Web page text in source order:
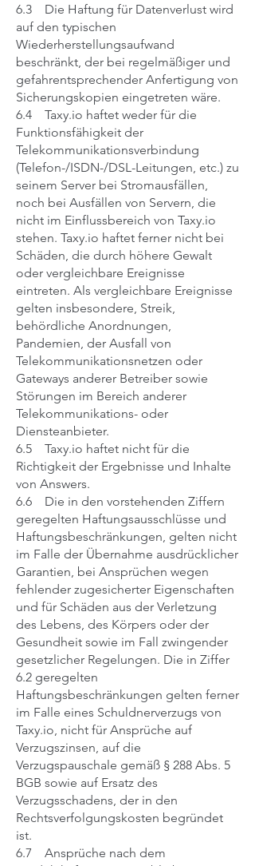
6.3 Die Haftung für Datenverlust wird
auf den typischen
Wiederherstellungsaufwand
beschränkt, der bei regelmäßiger und
gefahrentsprechender Anfertigung von
Sicherungskopien eingetreten wäre.
6.4 Taxy.io haftet weder für die
Funktionsfähigkeit der
Telekommunikationsverbindung
(Telefon-/ISDN-/DSL-Leitungen, etc.) zu
seinem Server bei Stromausfällen,
noch bei Ausfällen von Servern, die
nicht im Einflussbereich von Taxy.io
stehen. Taxy.io haftet ferner nicht bei
Schäden, die durch höhere Gewalt
oder vergleichbare Ereignisse
eintreten. Als vergleichbare Ereignisse
gelten insbesondere, Streik,
behördliche Anordnungen,
Pandemien, der Ausfall von
Telekommunikationsnetzen oder
Gateways anderer Betreiber sowie
Störungen im Bereich anderer
Telekommunikations- oder
Diensteanbieter.
6.5 Taxy.io haftet nicht für die
Richtigkeit der Ergebnisse und Inhalte
von Answers.
6.6 Die in den vorstehenden Ziffern
geregelten Haftungsausschlüsse und
Haftungsbeschränkungen, gelten nicht
im Falle der Übernahme ausdrücklicher
Garantien, bei Ansprüchen wegen
fehlender zugesicherter Eigenschaften
und für Schäden aus der Verletzung
des Lebens, des Körpers oder der
Gesundheit sowie im Fall zwingender
gesetzlicher Regelungen. Die in Ziffer
‎6.2 geregelten
Haftungsbeschränkungen gelten ferner
im Falle eines Schuldnerverzugs von
Taxy.io, nicht für Ansprüche auf
Verzugszinsen, auf die
Verzugspauschale gemäß § 288 Abs. 5
BGB sowie auf Ersatz des
Verzugsschadens, der in den
Rechtsverfolgungskosten begründet
ist.
6.7 Ansprüche nach dem